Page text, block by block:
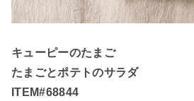
キューピーのたまご
たまごとポテトのサラダ
ITEM#68844